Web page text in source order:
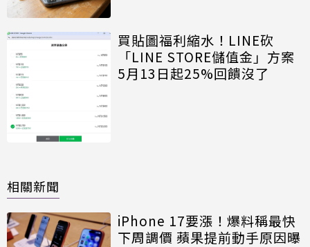
買貼圖福利縮水！LINE砍
「LINE STORE儲值金」方案
5月13日起25%回饋沒了
相關新聞
iPhone 17要漲！爆料稱最快
下周調價 蘋果提前動手原因曝